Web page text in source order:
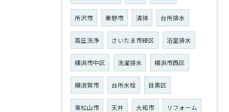
所沢市 秦野市 清掃 台所排水
高圧洗浄 さいたま市緑区 浴室排水
横浜市中区 洗濯排水 横浜市西区
横須賀市 台所水栓 目黒区
東松山市 天井 大和市 リフォーム